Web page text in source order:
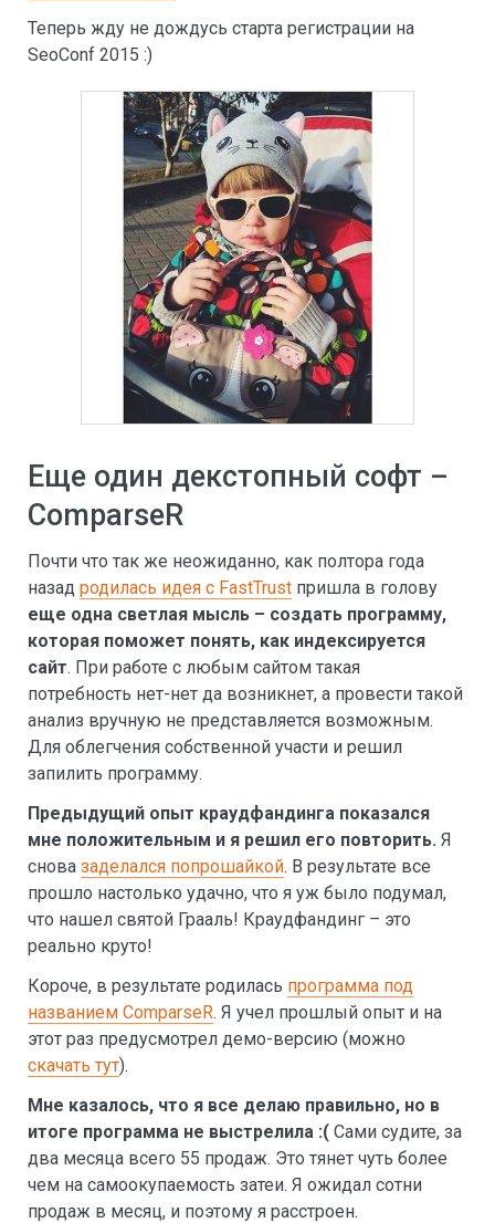
Теперь жду не дождусь старта регистрации на
SeoConf 2015 :)
Еще один декстопный софт –
ComparseR
Почти что так же неожиданно, как полтора года
назад родилась идея с FastTrust пришла в голову
еще одна светлая мысль – создать программу,
которая поможет понять, как индексируется
сайт. При работе с любым сайтом такая
потребность нет-нет да возникнет, а провести такой
анализ вручную не представляется возможным.
Для облегчения собственной участи и решил
запилить программу.
Предыдущий опыт краудфандинга показался
мне положительным и я решил его повторить. Я
снова заделался попрошайкой. В результате все
прошло настолько удачно, что я уж было подумал,
что нашел святой Грааль! Краудфандинг – это
реально круто!
Короче, в результате родилась программа под
названием ComparseR. Я учел прошлый опыт и на
этот раз предусмотрел демо-версию (можно
скачать тут).
Мне казалось, что я все делаю правильно, но в
итоге программа не выстрелила :( Сами судите, за
два месяца всего 55 продаж. Это тянет чуть более
чем на самоокупаемость затеи. Я ожидал сотни
продаж в месяц, и поэтому я расстроен.